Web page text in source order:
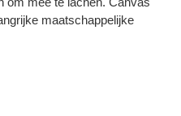
maatschappelijke